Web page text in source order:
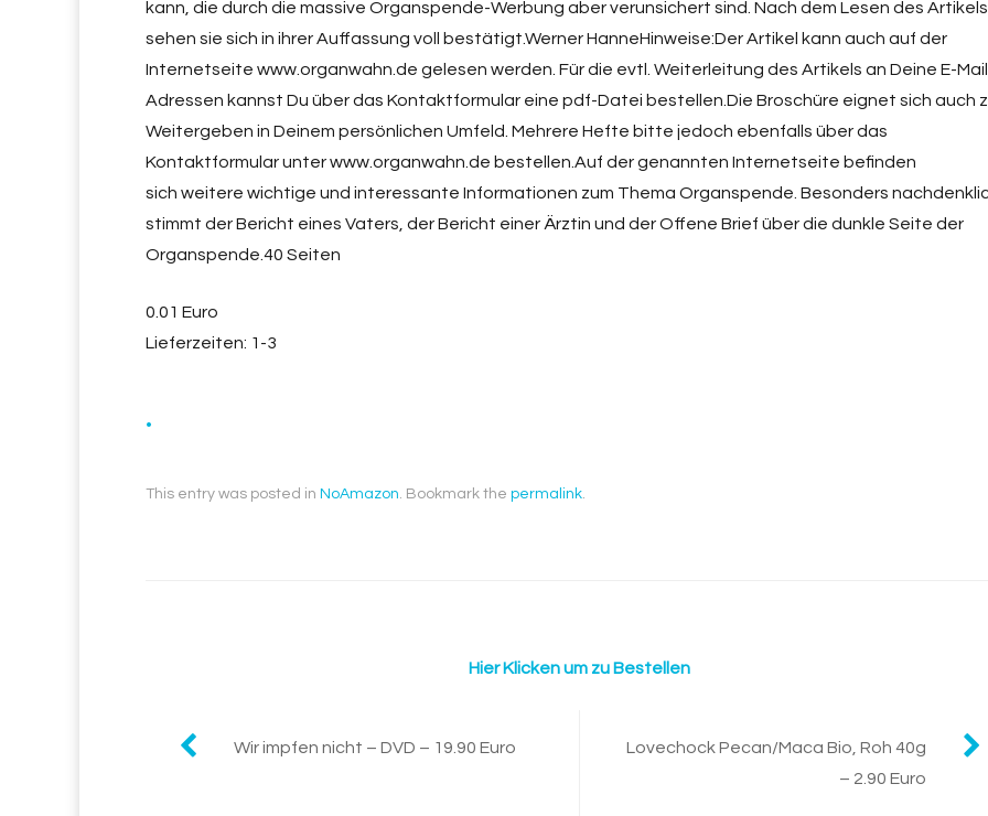
kann, die durch die massive Organspende-Werbung aber verunsichert sind. Nach dem Lesen des Artikels
sehen sie sich in ihrer Auffassung voll bestätigt.Werner HanneHinweise:Der Artikel kann auch auf der
Internetseite www.organwahn.de gelesen werden. Für die evtl. Weiterleitung des Artikels an Deine E-
Adressen kannst Du über das Kontaktformular eine pdf-Datei bestellen.Die Broschüre eignet sich auch
Weitergeben in Deinem persönlichen Umfeld. Mehrere Hefte bitte jedoch ebenfalls über das
Kontaktformular unter www.organwahn.de bestellen.Auf der genannten Internetseite befinden
sich weitere wichtige und interessante Informationen zum Thema Organspende. Besonders
stimmt der Bericht eines Vaters, der Bericht einer Ärztin und der Offene Brief über die dunkle Seite der
Organspende.40 Seiten
0.01 Euro
Lieferzeiten: 1-3
.
This entry was posted in NoAmazon . Bookmark the permalink
Hier Klicken um zu Bestellen
Post
Wir impfen nicht – DVD – 19.90 Euro
Lovechock Pecan/Maca Bio, Roh 40g
– 2.90 Euro